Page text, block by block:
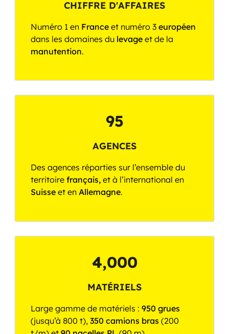
CHIFFRE D'AFFAIRES
Numéro 1 en France et numéro 3 européen
dans les domaines du levage et de la
manutention.
95
AGENCES
Des agences réparties sur l’ensemble du
territoire français, et à l’international en
Suisse et en Allemagne.
4,000
MATÉRIELS
Large gamme de matériels : 950 grues
(jusqu’à 800 t), 350 camions bras (200